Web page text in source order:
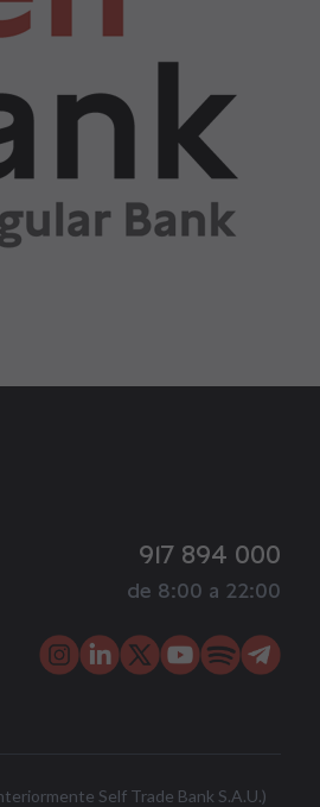
917 894 000
de 8:00 a 22:00
Self Trade Bank S.A.U.)